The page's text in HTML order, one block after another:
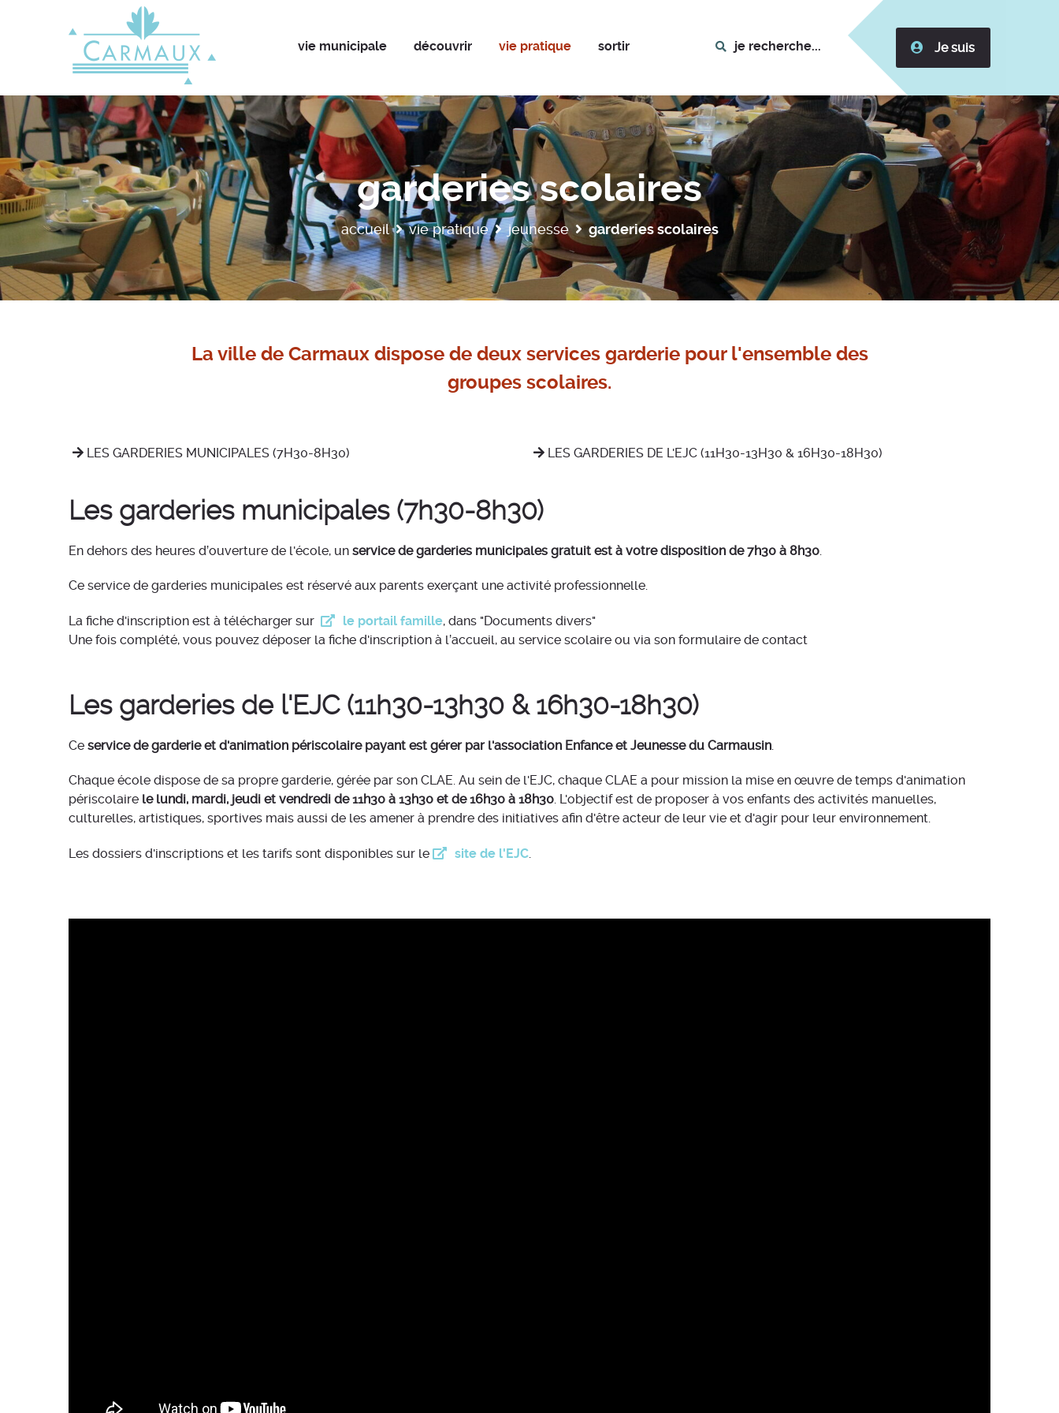
vie municipale découvrir vie pratique sortir je recherche... Je suis
garderies scolaires
accueil vie pratique jeunesse garderies scolaires
La ville de Carmaux dispose de deux services garderie pour l'ensemble des
groupes scolaires.
LES GARDERIES MUNICIPALES (7H30-8H30) LES GARDERIES DE L'EJC (11H30-13H30 & 16H30-18H30)
Les garderies municipales (7h30-8h30)
En dehors des heures d’ouverture de l'école, un service de garderies municipales gratuit est à votre disposition de 7h30 à 8h30
Ce service de garderies municipales est réservé aux parents exerçant une activité professionnelle.
La fiche d'inscription est à télécharger sur le portail famille, dans "Documents divers"
Une fois complété, vous pouvez déposer la fiche d'inscription à l’accueil, au service scolaire ou via son formulaire de contact
Les garderies de l'EJC (11h30-13h30 & 16h30-18h30)
Ce service de garderie et d'animation périscolaire payant est gérer par l'association Enfance et Jeunesse du Carmausin
Chaque école dispose de sa propre garderie, gérée par son CLAE. Au sein de l'EJC, chaque CLAE a pour mission la mise en œuvre de temps d'animation
périscolaire le lundi, mardi, jeudi et vendredi de 11h30 à 13h30 et de 16h30 à 18h30 . L'objectif est de proposer à vos enfants des activités manuelles,
culturelles, artistiques, sportives mais aussi de les amener à prendre des initiatives afin d'être acteur de leur vie et d'agir pour leur environnement.
Les dossiers d'inscriptions et les tarifs sont disponibles sur le site de l'EJC